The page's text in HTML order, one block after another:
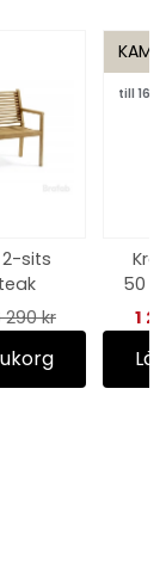
sits
290 kr
till 16/8
50
1